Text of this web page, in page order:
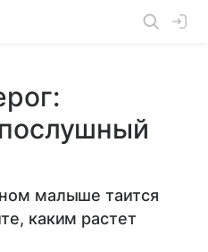
малыше таится
каким растет